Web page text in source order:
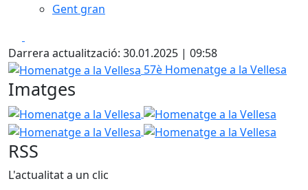
Gent gran
Darrera actualització: 30.01.2025 | 09:58
Homenatge a la Vellesa
57è Homenatge a la Vellesa
Imatges
Homenatge a la Vellesa Homenatge a la Vellesa
Homenatge a la Vellesa
RSS
L'actualitat a un clic